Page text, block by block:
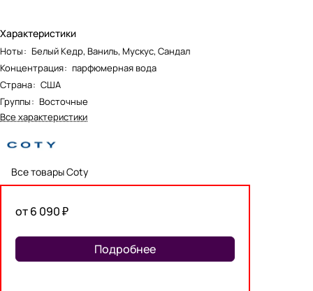
Характеристики
Ноты: Белый Кедр, Ваниль, Мускус, Сандал
Концентрация: парфюмерная вода
Страна: США
Группы: Восточные
Все характеристики
Все товары Coty
от 6 090 ₽
Подробнее